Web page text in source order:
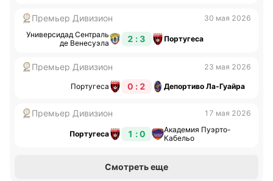
Премьер Дивизион
30 мая 2026
Универсидад Сентраль
де Венесуэла
2 : 3 Португеса
Премьер Дивизион 23 мая 2026
Португеса 0 : 2 Депортиво Ла-Гуайра
Премьер Дивизион 17 мая 2026
Португеса 1 : 0
Академия Пуэрто-
Кабельо
Смотреть еще